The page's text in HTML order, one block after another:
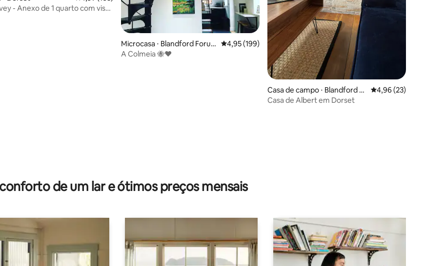
média de 5, 70 avaliações
- Anexo de 1 quarto com vista
Microcasa ⋅ Blandford Foru
m
4,95 de uma avaliação média de 5, 199 avaliações
4,95 (199)
A Colmeia 🐝♥️
Casa de campo ⋅ Blandford F
orum
4,96 de uma
4,96 (23)
Casa de Albert em Dorset
de um lar e ótimos preços mensais